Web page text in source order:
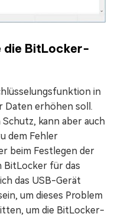
die BitLocker-
in
Daten erhöhen soll.
kann aber auch
dem Fehler
beim Festlegen der
BitLocker für das
das USB-Gerät
um dieses Problem
um die BitLocker-